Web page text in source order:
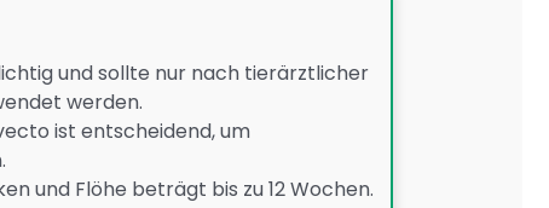
und sollte nur nach tierärztlicher
werden.
ist entscheidend, um
und Flöhe beträgt bis zu 12 Wochen.